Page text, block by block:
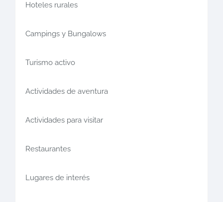
Hoteles rurales
Campings y Bungalows
Turismo activo
Actividades de aventura
Actividades para visitar
Restaurantes
Lugares de interés